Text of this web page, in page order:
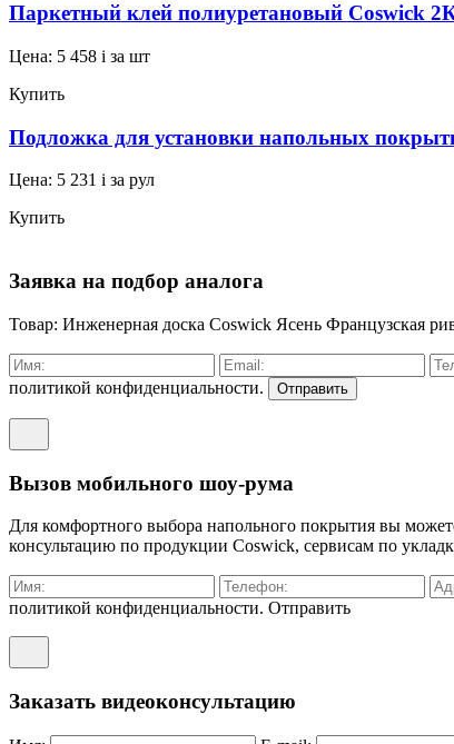
Паркетный клей полиуретановый Coswick
Цена: 5 458 i за шт
Купить
Подложка для установки напольных
Цена: 5 231 i за рул
Купить
Заявка на подбор аналога
Товар: Инженерная доска Coswick Ясень Французская
политикой конфиденциальности.
Отправить
Вызов мобильного шоу-рума
Для комфортного выбора напольного покрытия вы
консультацию по продукции Coswick, сервисам по
политикой конфиденциальности. Отправить
Заказать видеоконсультацию